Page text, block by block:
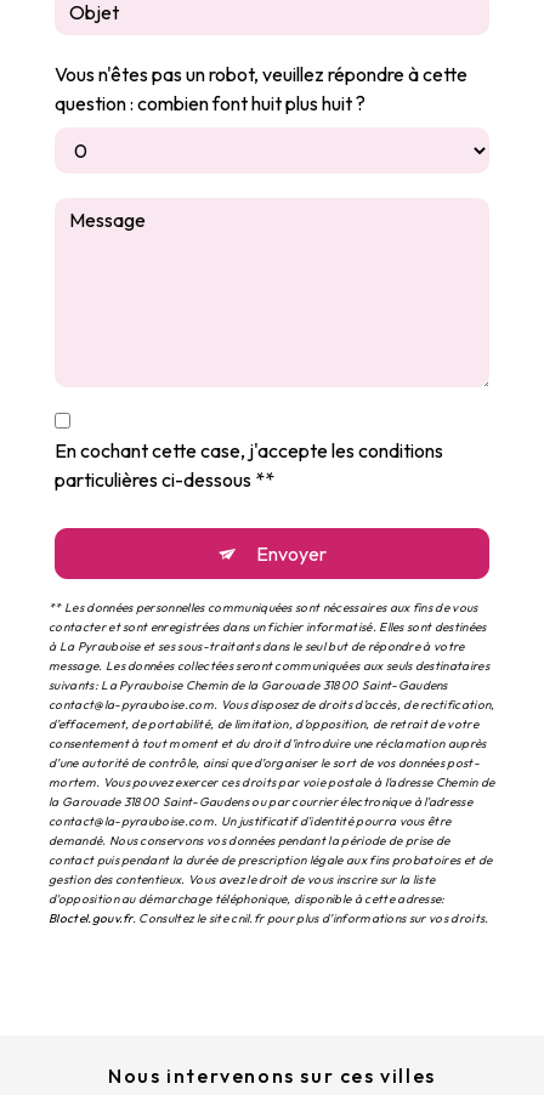
Vous n'êtes pas un robot, veuillez répondre à cette
question : combien font huit plus huit ?
En cochant cette case, j'accepte les conditions
particulières ci-dessous **
Envoyer
** Les données personnelles communiquées sont nécessaires aux fins de vous
contacter et sont enregistrées dans un fichier informatisé. Elles sont destinées
à La Pyrauboise et ses sous-traitants dans le seul but de répondre à votre
message. Les données collectées seront communiquées aux seuls destinataires
suivants: La Pyrauboise Chemin de la Garouade 31800 Saint-Gaudens
contact@la-pyrauboise.com. Vous disposez de droits d’accès, de rectification,
d’effacement, de portabilité, de limitation, d’opposition, de retrait de votre
consentement à tout moment et du droit d’introduire une réclamation auprès
d’une autorité de contrôle, ainsi que d’organiser le sort de vos données post-
mortem. Vous pouvez exercer ces droits par voie postale à l'adresse Chemin de
la Garouade 31800 Saint-Gaudens ou par courrier électronique à l'adresse
contact@la-pyrauboise.com. Un justificatif d'identité pourra vous être
demandé. Nous conservons vos données pendant la période de prise de
contact puis pendant la durée de prescription légale aux fins probatoires et de
gestion des contentieux. Vous avez le droit de vous inscrire sur la liste
d'opposition au démarchage téléphonique, disponible à cette adresse:
Bloctel.gouv.fr. Consultez le site cnil.fr pour plus d’informations sur vos droits.
Nous intervenons sur ces villes